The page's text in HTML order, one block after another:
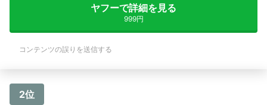
ヤフーで詳細を見る
999円
コンテンツの誤りを送信する
2位